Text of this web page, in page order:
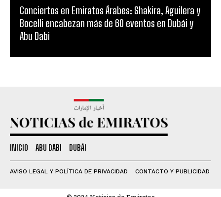
Conciertos en Emiratos Árabes: Shakira, Aguilera y
Bocelli encabezan más de 60 eventos en Dubái y
Abu Dabi
INICIO ABU DABI DUBÁI
AVISO LEGAL Y POLÍTICA DE PRIVACIDAD CONTACTO Y PUBLICIDAD